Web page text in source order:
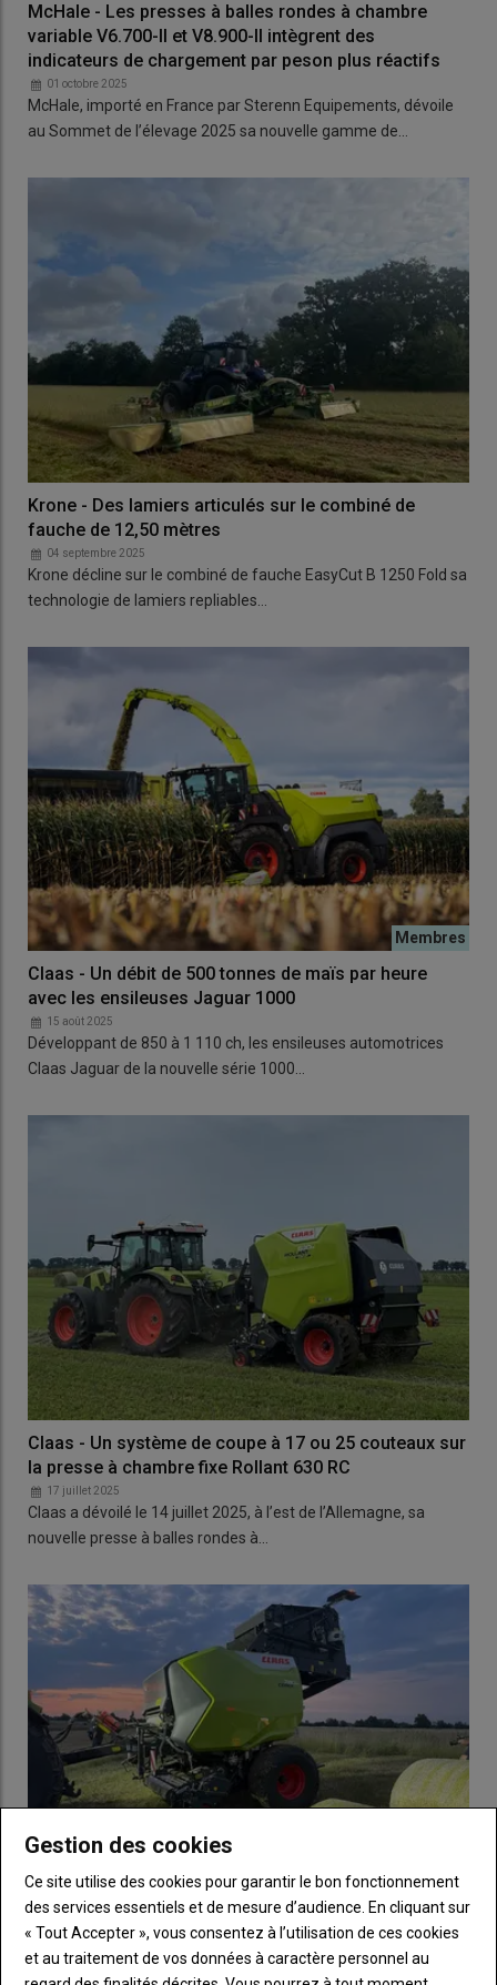
McHale - Les presses à balles rondes à chambre
variable V6.700-II et V8.900-II intègrent des
indicateurs de chargement par peson plus réactifs
01 octobre 2025
McHale, importé en France par Sterenn Equipements, dévoile
au Sommet de l’élevage 2025 sa nouvelle gamme de…
Krone - Des lamiers articulés sur le combiné de
fauche de 12,50 mètres
04 septembre 2025
Krone décline sur le combiné de fauche EasyCut B 1250 Fold sa
technologie de lamiers repliables…
Claas - Un débit de 500 tonnes de maïs par heure
avec les ensileuses Jaguar 1000
15 août 2025
Développant de 850 à 1 110 ch, les ensileuses automotrices
Claas Jaguar de la nouvelle série 1000…
Claas - Un système de coupe à 17 ou 25 couteaux sur
la presse à chambre fixe Rollant 630 RC
17 juillet 2025
Claas a dévoilé le 14 juillet 2025, à l’est de l’Allemagne, sa
nouvelle presse à balles rondes à…
Claas - La presse à balles rondes à chambre variable
Cerex vise la haute densité
15 juillet 2025
Claas dévoile ce jour à l’est de l’Allemagne, dans une ferme de
Gestion des cookies
Ce site utilise des cookies pour garantir le bon fonctionnement
des services essentiels et de mesure d’audience. En cliquant sur
« Tout Accepter », vous consentez à l’utilisation de ces cookies
et au traitement de vos données à caractère personnel au